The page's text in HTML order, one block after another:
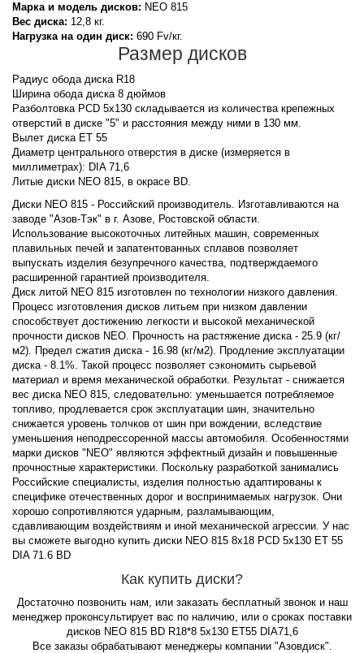
Марка и модель дисков: NEO 815
Вес диска: 12,8 кг.
Нагрузка на один диск: 690 Fv/кг.
Размер дисков
Радиус обода диска R18
Ширина обода диска 8 дюймов
Разболтовка PCD 5x130 складывается из количества крепежных
отверстий в диске "5" и расстояния между ними в 130 мм.
Вылет диска ET 55
Диаметр центрального отверстия в диске (измеряется в
миллиметрах): DIA 71,6
Литые диски NEO 815, в окрасе BD.
Диски NEO 815 - Российский производитель. Изготавливаются на
заводе "Азов-Тэк" в г. Азове, Ростовской области.
Использование высокоточных литейных машин, современных
плавильных печей и запатентованных сплавов позволяет
выпускать изделия безупречного качества, подтверждаемого
расширенной гарантией производителя.
Диск литой NEO 815 изготовлен по технологии низкого давления.
Процесс изготовления дисков литьем при низком давлении
способствует достижению легкости и высокой механической
прочности дисков NEO. Прочность на растяжение диска - 25.9 (кг/
м2). Предел сжатия диска - 16.98 (кг/м2). Продление эксплуатации
диска - 8.1%. Такой процесс позволяет сэкономить сырьевой
материал и время механической обработки. Результат - снижается
вес диска NEO 815, следовательно: уменьшается потребляемое
топливо, продлевается срок эксплуатации шин, значительно
снижается уровень толчков от шин при вождении, вследствие
уменьшения неподрессоренной массы автомобиля. Особенностями
марки дисков "NEO" являются эффектный дизайн и повышенные
прочностные характеристики. Поскольку разработкой занимались
Российские специалисты, изделия полностью адаптированы к
специфике отечественных дорог и воспринимаемых нагрузок. Они
хорошо сопротивляются ударным, разламывающим,
сдавливающим воздействиям и иной механической агрессии. У нас
вы сможете выгодно купить диски NEO 815 8x18 PCD 5x130 ET 55
DIA 71.6 BD
Как купить диски?
Достаточно позвонить нам, или заказать бесплатный звонок и наш
менеджер проконсультирует вас по наличию, или о сроках поставки
дисков NEO 815 BD R18*8 5x130 ET55 DIA71,6
Все заказы обрабатывают менеджеры компании "Азовдиск".